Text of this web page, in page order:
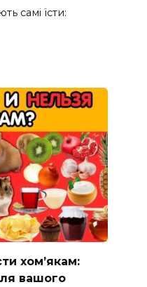
самі їсти:
хом’якам:
вашого